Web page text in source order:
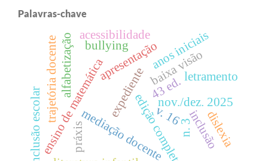
Palavras-chave
edição completa
v. 16
n. 3
nov./dez. 2025
43 ed.
expediente
apresentação
ensino de matemática
trajetória docente
mediação docente
inclusão escolar
baixa visão
inclusão
alfabetização letramento
anos iniciais
práxis dislexia
acessibilidade
bullying